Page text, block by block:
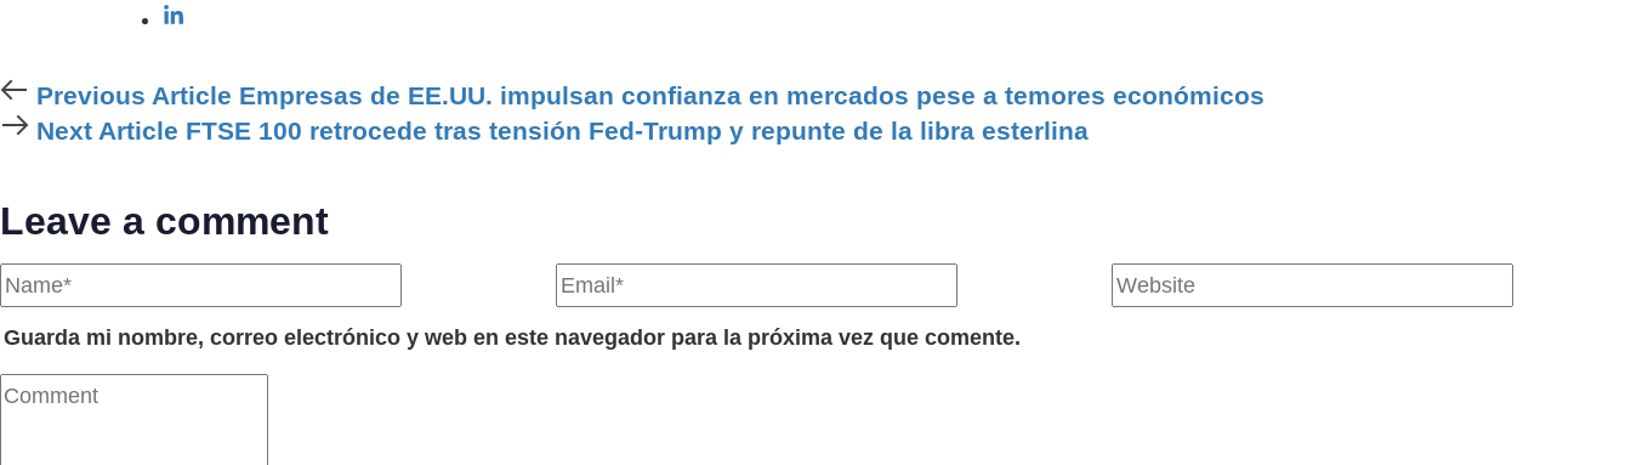
Previous
Article
Previous Article Empresas de EE.UU. impulsan confianza en mercados pese a temores económicos
NextNext Article FTSE 100 retrocede tras tensión Fed-Trump y repunte de la libra esterlina
Leave a comment
Guarda mi nombre, correo electrónico y web en este navegador para la próxima vez que comente.